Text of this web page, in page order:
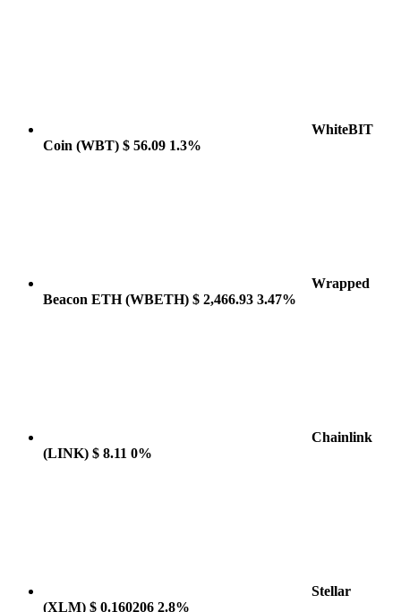
WhiteBIT
Coin (WBT) $ 56.09 1.3%
Wrapped
Beacon ETH(WBETH) $ 2,466.93 3.47%
Chainlink
(LINK) $ 8.11 0%
Stellar
(XLM) $ 0.160206 2.8%